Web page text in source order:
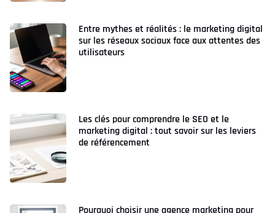
Entre mythes et réalités : le marketing digital
sur les réseaux sociaux face aux attentes des
utilisateurs
Les clés pour comprendre le SEO et le
marketing digital : tout savoir sur les leviers
de référencement
Pourquoi choisir une agence marketing pour